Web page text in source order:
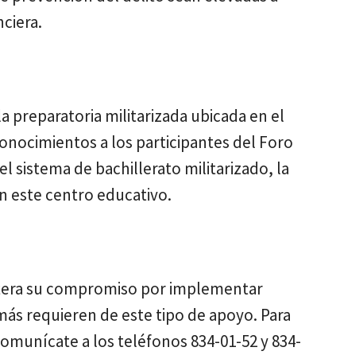
preparatoria militarizada ubicada en el
a los participantes del Foro
sistema de bachillerato militarizado, la
este centro educativo.
su compromiso por implementar
requieren de este tipo de apoyo. Para
a los teléfonos 834-01-52 y 834-